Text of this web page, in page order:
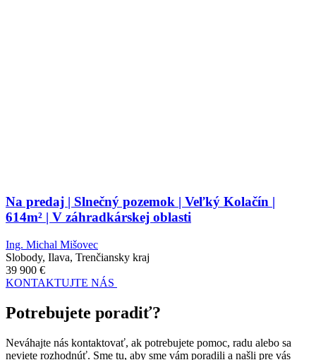
Na predaj | Slnečný pozemok | Veľký Kolačín |
614m² | V záhradkárskej oblasti
Ing. Michal Mišovec
Slobody, Ilava, Trenčiansky kraj
39 900 €
KONTAKTUJTE NÁS
Potrebujete poradiť?
Neváhajte nás kontaktovať, ak potrebujete pomoc, radu alebo sa
neviete rozhodnúť. Sme tu, aby sme vám poradili a našli pre vás